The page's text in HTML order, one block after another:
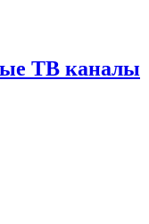
ТВ каналы